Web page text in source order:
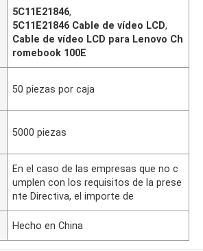
5C11E21846,
5C11E21846 Cable de vídeo LCD,
Cable de vídeo LCD para Lenovo Ch
romebook 100E
50 piezas por caja
5000 piezas
En el caso de las empresas que no c
umplen con los requisitos de la prese
nte Directiva, el importe de
Hecho en China